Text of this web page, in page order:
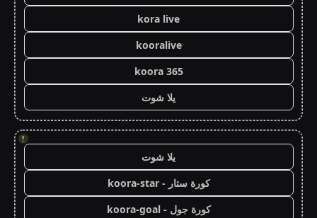
kora live
kooralive
koora 365
يلا شوت
!
يلا شوت
كورة ستار - koora-star
كورة جول - koora-goal